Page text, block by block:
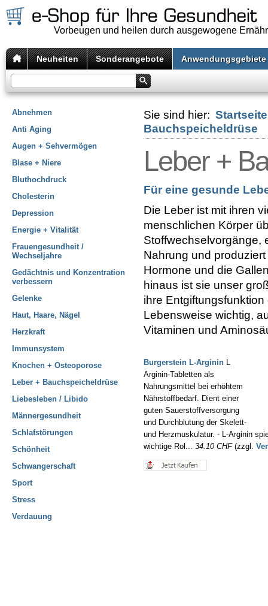
Vorbeugen und heilen durch ausgewogene
Neuheiten Sonderangebote Anwendungsgebiete
Abnehmen
Anti Aging
Augen + Sehvermögen
Blase + Niere
Bluthochdruck
Cholesterin
Depression
Energie + Vitalität
Frauengesundheit /
Wechseljahre
Gedächtnis und Konzentration
verbessern
Gelenke
Haut, Haare, Nägel
Herzkraft
Immunsystem
Knochen + Osteoporose
Leber + Bauchspeicheldrüse
Liebesleben / Libido
Männergesundheit
Schlafstörungen
Schönheit
Schwangerschaft
Sport
Stress
Verdauung
Sie sind hier: Startseite
Bauchspeicheldrüse
Leber +
Für eine gesunde
Die Leber ist mit ihren
menschlichen Körper
Stoffwechselvorgänge,
Nahrung und
Hormone und die
hinaus ist sie unser
ihre
Lebensweise wichtig,
Vitaminen und
Burgerstein L-Arginin L
Arginin-Tabletten als
Nahrungsmittel bei erhöhtem
Nährstoffbedarf. Dient einer
guten Sauerstoffversorgung
und Durchblutung der Skelett-
und Herzmuskulatur. - L-Arginin
wichtige Rol... 34.10 CHF(zzgl.